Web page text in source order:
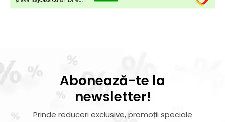
Abonează-te la
newsletter!
Prinde reduceri exclusive, promoții speciale